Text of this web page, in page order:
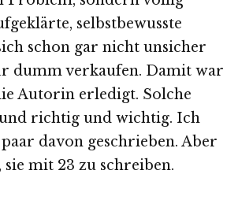
selbstbewusste
schon gar nicht unsicher
dumm verkaufen. Damit war
Autorin erledigt. Solche
richtig und wichtig. Ich
davon geschrieben. Aber
sie mit 23 zu schreiben.